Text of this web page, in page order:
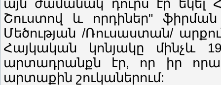
այն ժամանակ դուրս էր եկել
Շուստով և որդիներ"
Մեծության /Ռուսաստան/
Հայկական կոնյակը մինչև
արտադրանքն էր, որ իր
արտաքին շուկաներում: